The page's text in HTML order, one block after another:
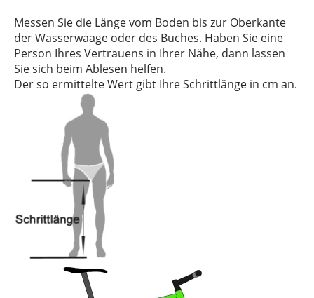
Messen Sie die Länge vom Boden bis zur Oberkante
der Wasserwaage oder des Buches. Haben Sie eine
Person Ihres Vertrauens in Ihrer Nähe, dann lassen
Sie sich beim Ablesen helfen.
Der so ermittelte Wert gibt Ihre Schrittlänge in cm an.